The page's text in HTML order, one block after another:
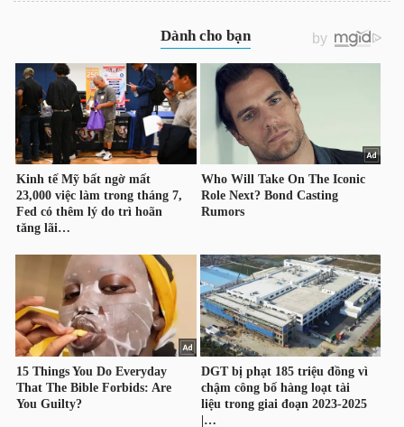
HÀNG
HÓA
KINH
TẾ
THẾ
GIỚI